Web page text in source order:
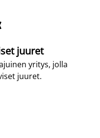
juuret
yritys, jolla
juuret.